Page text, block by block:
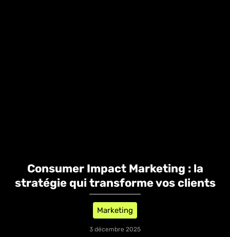
​Consumer Impact Marketing : la
stratégie qui transforme vos clients
Marketing
3 décembre 2025